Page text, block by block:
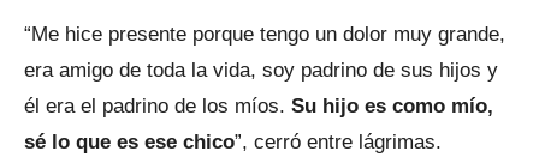
“Me hice presente porque tengo un dolor muy grande,
era amigo de toda la vida, soy padrino de sus hijos y
él era el padrino de los míos. Su hijo es como mío,
sé lo que es ese chico”, cerró entre lágrimas.